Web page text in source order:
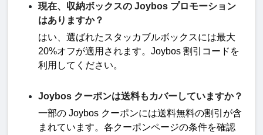
現在、収納ボックスの Joybos プロモーション
はありますか？
はい、選ばれたスタッカブルボックスには最大
20%オフが適用されます。 Joybos 割引コードを
利用してください。
Joybos クーポンは送料もカバーしていますか？
一部の Joybos クーポンには送料無料の割引が含
まれています。各クーポンページの条件を確認